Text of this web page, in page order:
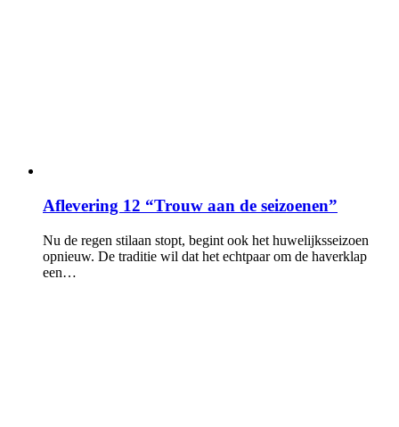
Aflevering 12 “Trouw aan de seizoenen”
Nu de regen stilaan stopt, begint ook het huwelijksseizoen
opnieuw. De traditie wil dat het echtpaar om de haverklap
een…